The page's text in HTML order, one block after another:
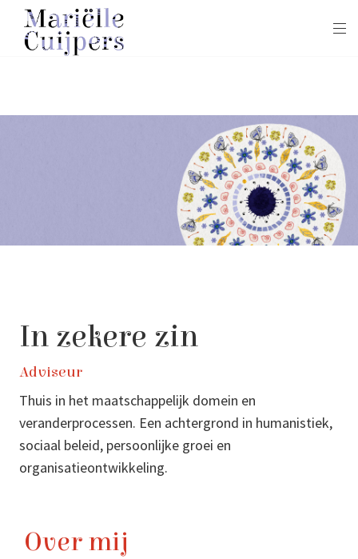
In zekere zin
Adviseur
Thuis in het maatschappelijk domein en
veranderprocessen. Een achtergrond in humanistiek,
sociaal beleid, persoonlijke groei en
organisatieontwikkeling.
Over mij